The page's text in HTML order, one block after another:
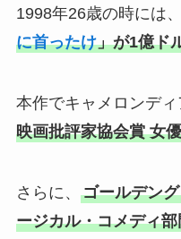
1998年26歳の時には、
に首ったけ」が1億ド
本作でキャメロンディ
映画批評家協会賞 女
さらに、 ゴールデン
ージカル・コメディ